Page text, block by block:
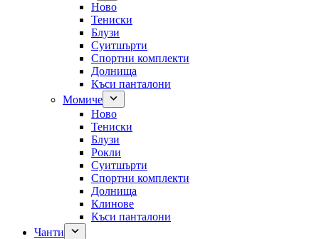
Ново
Тениски
Блузи
Суитшърти
Спортни комплекти
Долнища
Къси панталони
Момиче
Ново
Тениски
Блузи
Рокли
Суитшърти
Спортни комплекти
Долнища
Клинове
Къси панталони
Чанти